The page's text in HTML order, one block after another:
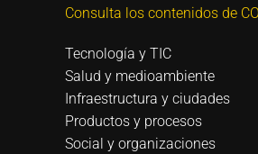
Consulta los contenidos de
Tecnología y TIC
Salud y medioambiente
Infraestructura y ciudades
Productos y procesos
Social y organizaciones